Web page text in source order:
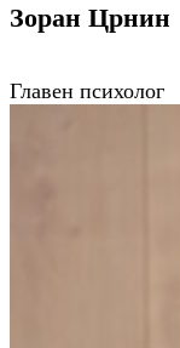
Зоран Црнин
Главен психолог